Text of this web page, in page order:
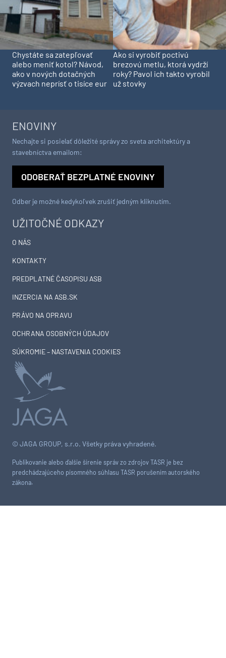
Chystáte sa zatepľovať
alebo meniť kotol? Návod,
ako v nových dotačných
výzvach neprísť o tisíce eur
Ako si vyrobiť poctivú
brezovú metlu, ktorá vydrží
roky? Pavol ich takto vyrobil
už stovky
© JAGA GROUP, s.r.o. Všetky práva vyhradené.
Publikovanie alebo ďalšie šírenie správ zo zdrojov TASR je bez
predchádzajúceho písomného súhlasu TASR porušením autorského
zákona.
UŽITOČNÉ ODKAZY
O NÁS
KONTAKTY
PREDPLATNÉ ČASOPISU ASB
INZERCIA NA ASB.SK
PRÁVO NA OPRAVU
OCHRANA OSOBNÝCH ÚDAJOV
SÚKROMIE – NASTAVENIA COOKIES
ENOVINY
Nechajte si posielať dôležité správy zo sveta architektúry a
stavebníctva emailom:
ODOBERAŤ BEZPLATNÉ ENOVINY
Odber je možné kedykoľvek zrušiť jedným kliknutím.